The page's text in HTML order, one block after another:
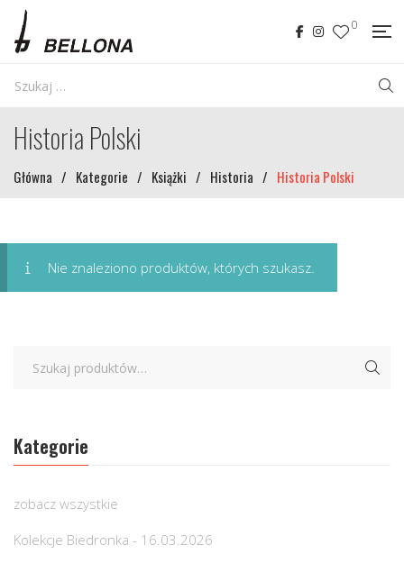
0
Historia Polski
Główna / Kategorie / Książki / Historia / Historia Polski
Nie znaleziono produktów, których szukasz.
Kategorie
zobacz wszystkie
Kolekcje Biedronka - 16.03.2026